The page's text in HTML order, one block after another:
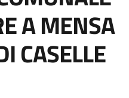
A MENSA
CASELLE